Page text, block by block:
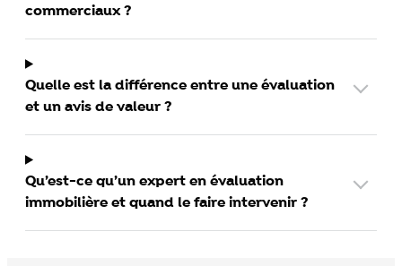
commerciaux ?
Quelle est la différence entre une évaluation
et un avis de valeur ?
Qu’est-ce qu’un expert en évaluation
immobilière et quand le faire intervenir ?